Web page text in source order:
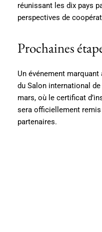
réunissant les dix pays
perspectives de
Prochaines
Un événement
du Salon international
mars, où le certificat
sera officiellement
partenaires.